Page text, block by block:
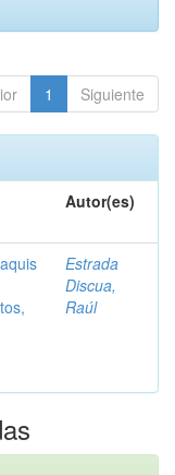
1 Siguiente
Autor(es)
Estrada
Discua,
Raúl